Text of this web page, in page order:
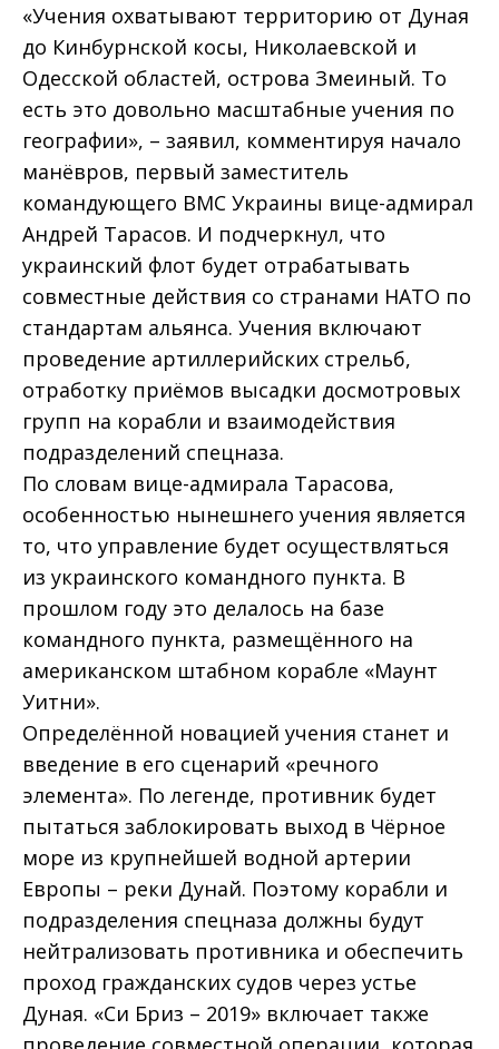
«Учения охватывают территорию от Дуная
до Кинбурнской косы, Николаевской и
Одесской областей, острова Змеиный. То
есть это довольно масштабные учения по
географии», – заявил, комментируя начало
манёвров, первый заместитель
командующего ВМС Украины вице-адмирал
Андрей Тарасов. И подчеркнул, что
украинский флот будет отрабатывать
совместные действия со странами НАТО по
стандартам альянса. Учения включают
проведение артиллерийских стрельб,
отработку приёмов высадки досмотровых
групп на корабли и взаимодействия
подразделений спецназа.
По словам вице-адмирала Тарасова,
особенностью нынешнего учения является
то, что управление будет осуществляться
из украинского командного пункта. В
прошлом году это делалось на базе
командного пункта, размещённого на
американском штабном корабле «Маунт
Уитни».
Определённой новацией учения станет и
введение в его сценарий «речного
элемента». По легенде, противник будет
пытаться заблокировать выход в Чёрное
море из крупнейшей водной артерии
Европы – реки Дунай. Поэтому корабли и
подразделения спецназа должны будут
нейтрализовать противника и обеспечить
проход гражданских судов через устье
Дуная. «Си Бриз – 2019» включает также